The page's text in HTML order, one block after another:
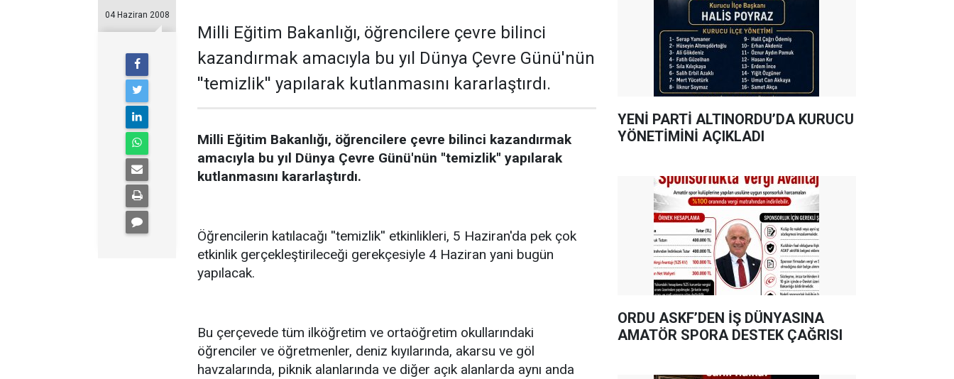
04 Haziran 2008
Milli Eğitim Bakanlığı, öğrencilere çevre bilinci
kazandırmak amacıyla bu yıl Dünya Çevre Günü'nün
''temizlik'' yapılarak kutlanmasını kararlaştırdı.
Milli Eğitim Bakanlığı, öğrencilere çevre bilinci kazandırmak
amacıyla bu yıl Dünya Çevre Günü'nün ''temizlik'' yapılarak
kutlanmasını kararlaştırdı.
Öğrencilerin katılacağı ''temizlik'' etkinlikleri, 5 Haziran'da pek çok
etkinlik gerçekleştirileceği gerekçesiyle 4 Haziran yani bugün
yapılacak.
Bu çerçevede tüm ilköğretim ve ortaöğretim okullarındaki
öğrenciler ve öğretmenler, deniz kıyılarında, akarsu ve göl
havzalarında, piknik alanlarında ve diğer açık alanlarda aynı anda
YENİ PARTİ ALTINORDU’DA KURUCU
YÖNETİMİNİ AÇIKLADI
ORDU ASKF’DEN İŞ DÜNYASINA
AMATÖR SPORA DESTEK ÇAĞRISI